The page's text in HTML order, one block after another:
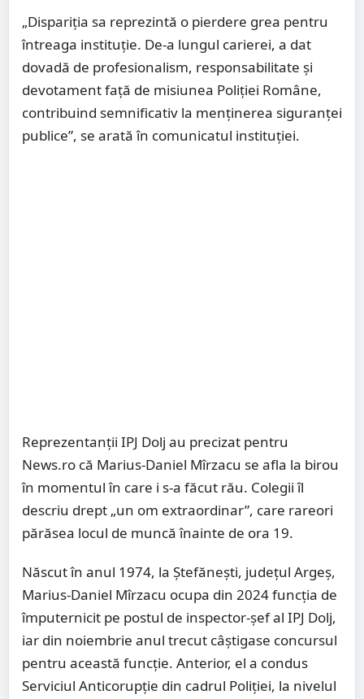
„Dispariţia sa reprezintă o pierdere grea pentru
întreaga instituţie. De-a lungul carierei, a dat
dovadă de profesionalism, responsabilitate şi
devotament faţă de misiunea Poliţiei Române,
contribuind semnificativ la menţinerea siguranţei
publice”, se arată în comunicatul instituţiei.
Reprezentanţii IPJ Dolj au precizat pentru
News.ro că Marius-Daniel Mîrzacu se afla la birou
în momentul în care i s-a făcut rău. Colegii îl
descriu drept „un om extraordinar”, care rareori
părăsea locul de muncă înainte de ora 19.
Născut în anul 1974, la Ştefăneşti, judeţul Argeş,
Marius-Daniel Mîrzacu ocupa din 2024 funcţia de
împuternicit pe postul de inspector-şef al IPJ Dolj,
iar din noiembrie anul trecut câştigase concursul
pentru această funcţie. Anterior, el a condus
Serviciul Anticorupţie din cadrul Poliţiei, la nivelul